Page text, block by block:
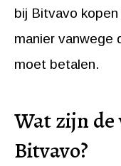
bij Bitvavo
manier vanwege
moet betalen.
Wat zijn de
Bitvavo?